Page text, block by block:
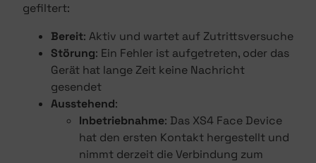
gefiltert:
Bereit: Aktiv und wartet auf Zutrittsversuche
Störung: Ein Fehler ist aufgetreten, oder das
Gerät hat lange Zeit keine Nachricht
gesendet
Ausstehend:
Inbetriebnahme: Das XS4 Face Device
hat den ersten Kontakt hergestellt und
nimmt derzeit die Verbindung zum